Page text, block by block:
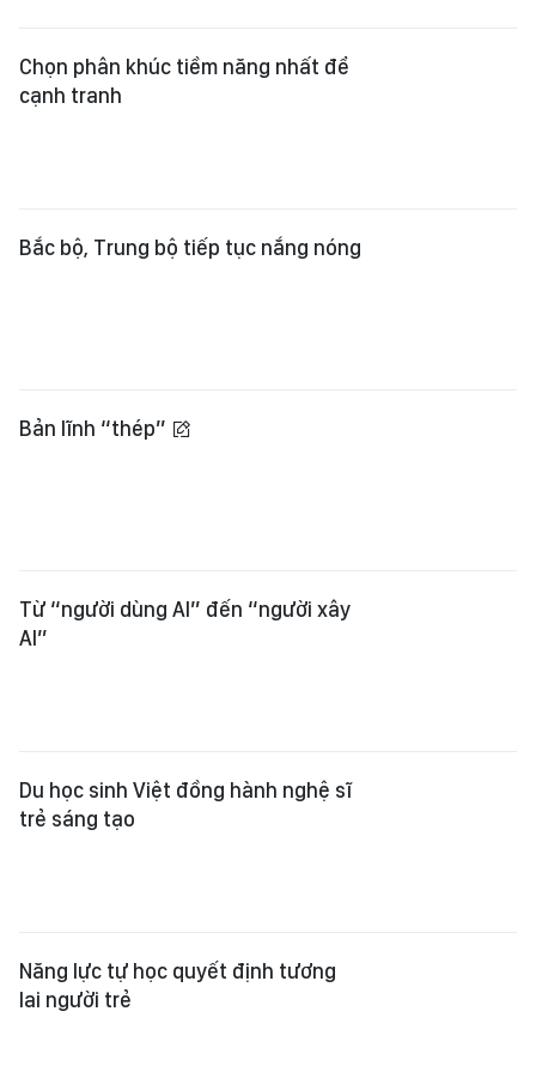
Chọn phân khúc tiềm năng nhất để
cạnh tranh
Bắc bộ, Trung bộ tiếp tục nắng nóng
Bản lĩnh “thép”
Từ “người dùng AI” đến “người xây
AI”
Du học sinh Việt đồng hành nghệ sĩ
trẻ sáng tạo
Năng lực tự học quyết định tương
lai người trẻ